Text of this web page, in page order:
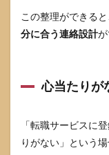
この整理ができる
分に合う連絡設計
心当たりが
「転職サービスに
りがない」という